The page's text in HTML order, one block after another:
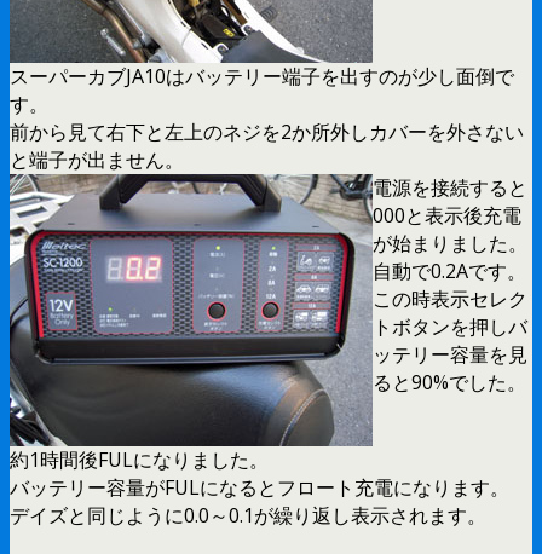
スーパーカブJA10はバッテリー端子を出すのが少し面倒で
す。
前から見て右下と左上のネジを2か所外しカバーを外さない
と端子が出ません。
電源を接続すると
000と表示後充電
が始まりました。
自動で0.2Aです。
この時表示セレク
トボタンを押しバ
ッテリー容量を見
ると90%でした。
約1時間後FULになりました。
バッテリー容量がFULになるとフロート充電になります。
デイズと同じように0.0～0.1が繰り返し表示されます。